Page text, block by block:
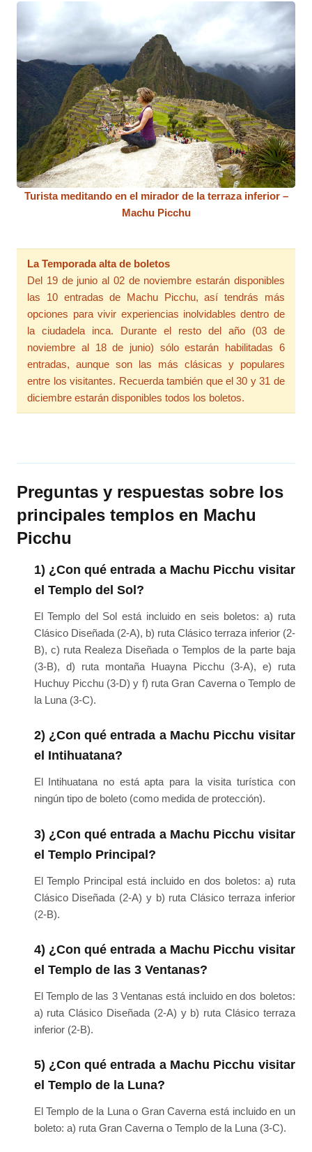
Turista meditando en el mirador de la terraza inferior –
Machu Picchu
La Temporada alta de boletos
Del 19 de junio al 02 de noviembre estarán disponibles
las 10 entradas de Machu Picchu, así tendrás más
opciones para vivir experiencias inolvidables dentro de
la ciudadela inca. Durante el resto del año (03 de
noviembre al 18 de junio) sólo estarán habilitadas 6
entradas, aunque son las más clásicas y populares
entre los visitantes. Recuerda también que el 30 y 31 de
diciembre estarán disponibles todos los boletos.
Preguntas y respuestas sobre los
principales templos en Machu
Picchu
1) ¿Con qué entrada a Machu Picchu visitar
el Templo del Sol?
El Templo del Sol está incluido en seis boletos: a) ruta
Clásico Diseñada (2-A), b) ruta Clásico terraza inferior (2-
B), c) ruta Realeza Diseñada o Templos de la parte baja
(3-B), d) ruta montaña Huayna Picchu (3-A), e) ruta
Huchuy Picchu (3-D) y f) ruta Gran Caverna o Templo de
la Luna (3-C).
2) ¿Con qué entrada a Machu Picchu visitar
el Intihuatana?
El Intihuatana no está apta para la visita turística con
ningún tipo de boleto (como medida de protección).
3) ¿Con qué entrada a Machu Picchu visitar
el Templo Principal?
El Templo Principal está incluido en dos boletos: a) ruta
Clásico Diseñada (2-A) y b) ruta Clásico terraza inferior
(2-B).
4) ¿Con qué entrada a Machu Picchu visitar
el Templo de las 3 Ventanas?
El Templo de las 3 Ventanas está incluido en dos boletos:
a) ruta Clásico Diseñada (2-A) y b) ruta Clásico terraza
inferior (2-B).
5) ¿Con qué entrada a Machu Picchu visitar
el Templo de la Luna?
El Templo de la Luna o Gran Caverna está incluido en un
boleto: a) ruta Gran Caverna o Templo de la Luna (3-C).